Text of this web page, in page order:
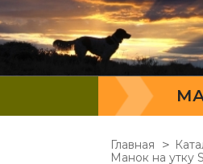
Главная
Манок на утку